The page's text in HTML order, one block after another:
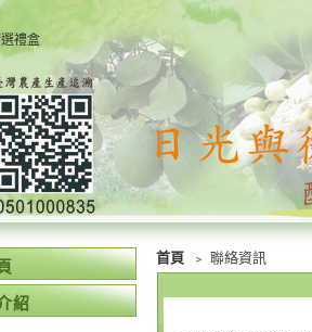
禮盒
首頁 ﹥ 聯絡資訊
紹